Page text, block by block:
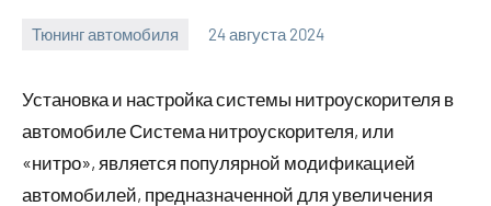
Тюнинг автомобиля 24 августа 2024
Установка и настройка системы нитроускорителя в
автомобиле Система нитроускорителя, или
«нитро», является популярной модификацией
автомобилей, предназначенной для увеличения